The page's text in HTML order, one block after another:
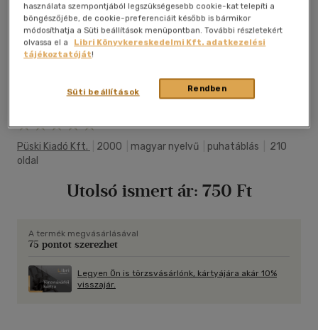
Kívánságlistához adom
Püski Kiadó Kft. 2000 magyar nyelvű puhatáblás
210
oldal
Utolsó ismert ár: 750 Ft
A termék megvásárlásával
75 pontot szerezhet
Legyen Ön is törzsvásárlónk, kártyájára akár 10%
visszajár.
használata szempontjából legszükségesebb cookie-kat telepíti a
böngészőjébe, de cookie-preferenciáit később is bármikor
módosíthatja a Süti beállítások menüpontban. További részletekért
olvassa el a
Libri Könyvkereskedelmi Kft. adatkezelési
tájékoztatóját!
Rendben
Süti beállítások